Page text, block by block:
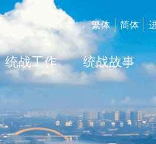
繁体 简体
统战工作 统战故事